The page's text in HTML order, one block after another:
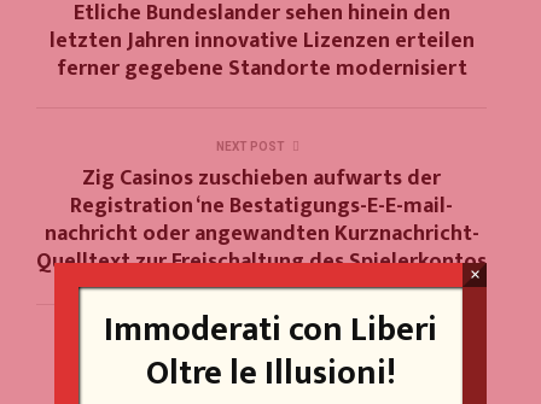
Etliche Bundeslander sehen hinein den
letzten Jahren innovative Lizenzen erteilen
ferner gegebene Standorte modernisiert
NEXT POST
Zig Casinos zuschieben aufwarts der
Registration ‘ne Bestatigungs-E-E-mail-
nachricht oder angewandten Kurznachricht-
Quelltext zur Freischaltung des Spielerkontos
Immoderati con Liberi
Oltre le Illusioni!
×